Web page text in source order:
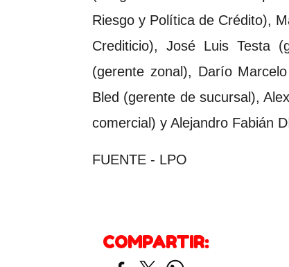
Riesgo y Política de Crédito),
Crediticio), José Luis Testa
(gerente zonal), Darío
Bled (gerente de sucursal),
comercial) y Alejandro Fabián
FUENTE - LPO
COMPARTIR: